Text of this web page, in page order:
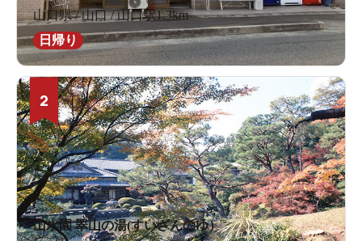
山口県 / 山口 / 山口駅1.3km
日帰り
2
山水園 翠山の湯(すいざんのゆ）